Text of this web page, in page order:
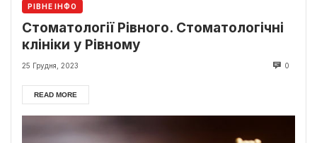
РІВНЕ ІНФО
Стоматології Рівного. Стоматологічні
клініки у Рівному
25 Грудня, 2023 0
READ MORE